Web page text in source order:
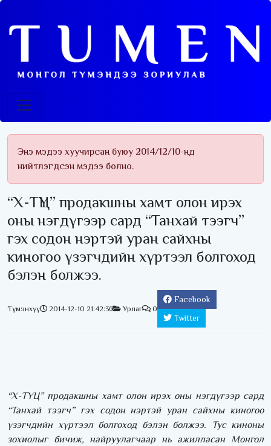
Энэ мэдээ хуучирсан буюу 2014/12/10-нд
нийтлэгдсэн мэдээ болно.
“Х-ТҮЦ” продакшны хамт олон ирэх
оны нэгдүгээр сард “Танхай тээгч”
гэх содон нэртэй уран сайхны
киногоо үзэгчдийн хүртээл болгоход
бэлэн болжээ.
Түмэнхүү 2014-12-10 21:42:36 Урлаг 0
Facebook
Twitter
“Х-ТҮЦ” продакшны хамт олон ирэх оны нэгдүгээр сард
“Танхай тээгч” гэх содон нэртэй уран сайхны киногоо
үзэгчдийн хүртээл болгоход бэлэн болжээ. Тус киноны
зохиолыг бичиж, найруулагчаар нь ажилласан Монгол